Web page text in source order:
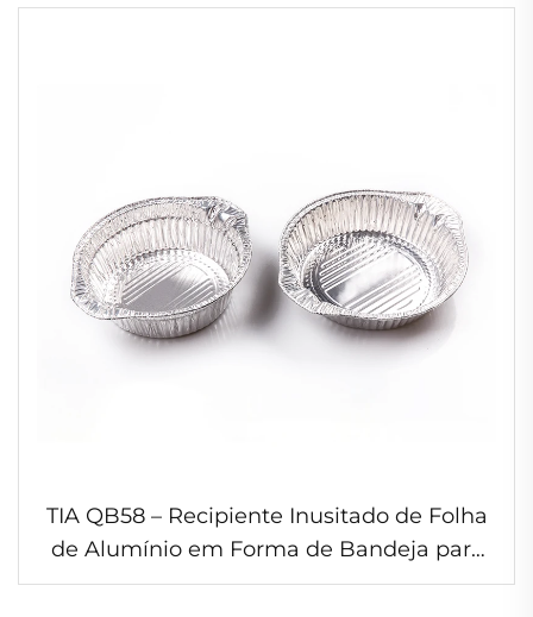
Congelador
TIA QB58 – Recipiente Inusitado de Folha
de Alumínio em Forma de Bandeja para
Alimentos, Recipiente de Folha de